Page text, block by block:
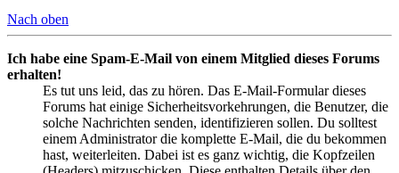
Nach oben
Ich habe eine Spam-E-Mail von einem Mitglied dieses Forums
erhalten!
Es tut uns leid, das zu hören. Das E-Mail-Formular dieses
Forums hat einige Sicherheitsvorkehrungen, die Benutzer, die
solche Nachrichten senden, identifizieren sollen. Du solltest
einem Administrator die komplette E-Mail, die du bekommen
hast, weiterleiten. Dabei ist es ganz wichtig, die Kopfzeilen